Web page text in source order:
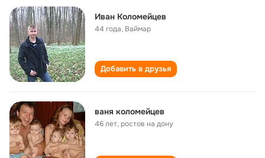
Иван Коломейцев
44 года, Ваймар
Добавить в друзья
ваня коломейцев
46 лет,ростов на дону